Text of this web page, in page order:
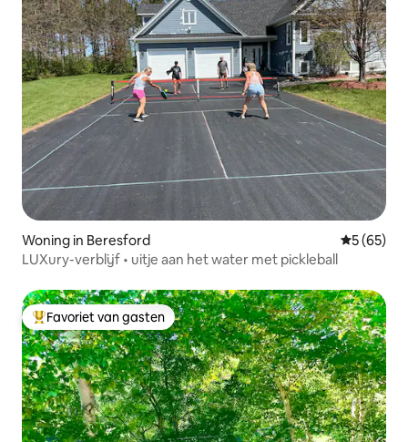
Woning in Beresford
5 (65)
LUXury-verblijf • uitje aan het water met pickleball
Topfavoriet van gasten
Favoriet van gasten